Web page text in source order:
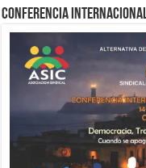
Conferencia